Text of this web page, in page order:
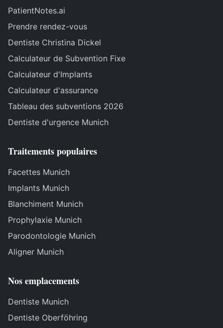
PatientNotes.ai
Prendre rendez-vous
Dentiste Christina Dickel
Calculateur de Subvention Fixe
Calculateur d'Implants
Calculateur d'assurance
Tableau des subventions 2026
Dentiste d'urgence Munich
Traitements populaires
Facettes Munich
Implants Munich
Blanchiment Munich
Prophylaxie Munich
Parodontologie Munich
Aligner Munich
Nos emplacements
Dentiste Munich
Dentiste Oberföhring